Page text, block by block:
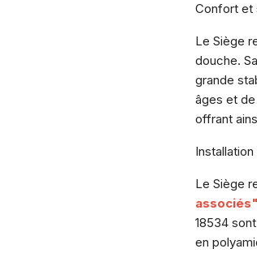
Confort et
Le Siège
douche.
grande
âges et
offrant
Le Siège
associés"
18534
en